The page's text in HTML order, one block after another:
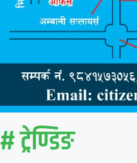
# ट्रेण्डिङ